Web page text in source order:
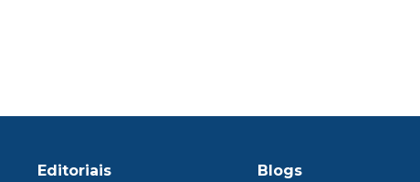
Editoriais Blogs